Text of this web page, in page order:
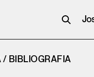
/ BIBLIOGRAFIA